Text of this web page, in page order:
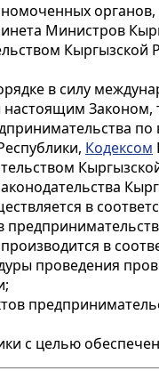
Министров
Кыргызской
в силу
Кодексом
в
в
проведения
с целью